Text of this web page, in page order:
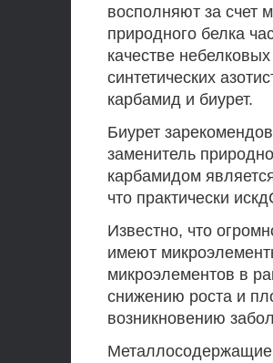
восполняют за счет
природного белка
качестве
синтетических
карбамид и биурет.
Биурет
заменитель
карбамидом
что практически
Известно, что
имеют
микроэлементов в
снижению роста и
возникновению